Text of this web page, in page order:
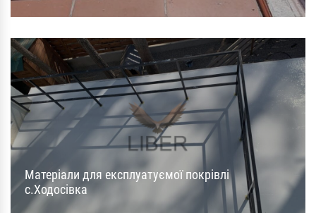
Матеріали для експлуатуємої покрівлі
с.Ходосівка